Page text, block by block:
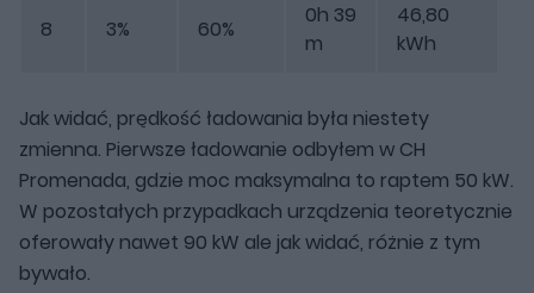
8 3% 60%
0h 39
m
46,80
kWh
Jak widać, prędkość ładowania była niestety
zmienna. Pierwsze ładowanie odbyłem w CH
Promenada, gdzie moc maksymalna to raptem 50 kW.
W pozostałych przypadkach urządzenia teoretycznie
oferowały nawet 90 kW ale jak widać, różnie z tym
bywało.